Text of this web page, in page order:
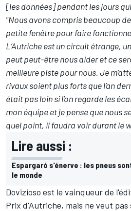
[les données] pendant les jours
"Nous avons compris beaucoup
petite fenêtre pour faire
L’Autriche est un circuit étrange,
peut peut-être nous aider et ce
meilleure piste pour nous. Je
rivaux soient plus forts que l’an
était pas loin si l’on regarde les
mon équipe et je pense que nous
quel point, il faudra voir durant le
Lire aussi :
Espargaró s'énerve : les pneus
le monde
Dovizioso est le vainqueur de
Prix d'Autriche, mais ne veut